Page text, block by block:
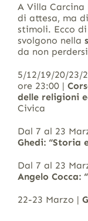
A Villa Carcina
di attesa, ma
stimoli. Ecco
svolgono nella
da non
5/12/19/20/23/
ore 23:00 |
delle religioni
Civica
Dal 7 al 23
Ghedi: “Storia
Dal 7 al 23
Angelo Cocca:
22-23 Marzo |